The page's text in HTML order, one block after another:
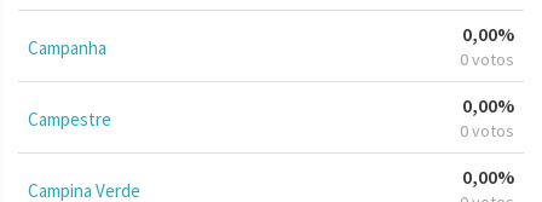
Campanha
0,00%
0 votos
Campestre
0,00%
0 votos
Campina Verde
0,00%